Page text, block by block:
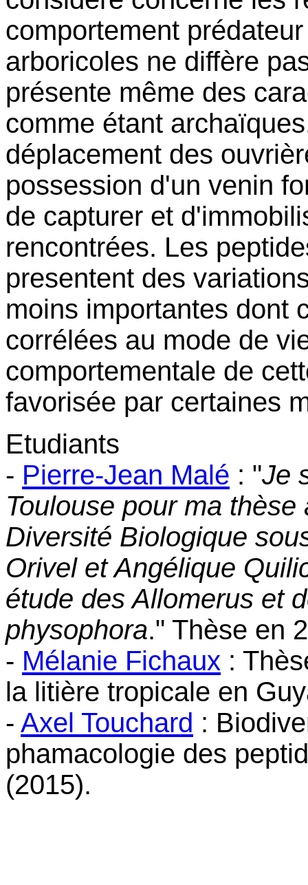
comportement
arboricoles ne diffère
présente même des
comme étant
déplacement des
possession d'un venin
de capturer et
rencontrées. Les
presentent des
moins importantes dont
corrélées au mode de
comportementale de
favorisée par certaines
Etudiants
- Pierre-Jean Malé : "Je
Toulouse pour ma
Diversité Biologique
Orivel et Angélique
étude des Allomerus et
physophora." Thèse en
- Mélanie Fichaux :
la litière tropicale en
- Axel Touchard :
phamacologie des
(2015).